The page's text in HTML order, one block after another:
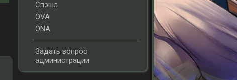
Спэшл
OVA
ONA
Задать вопрос
администрации